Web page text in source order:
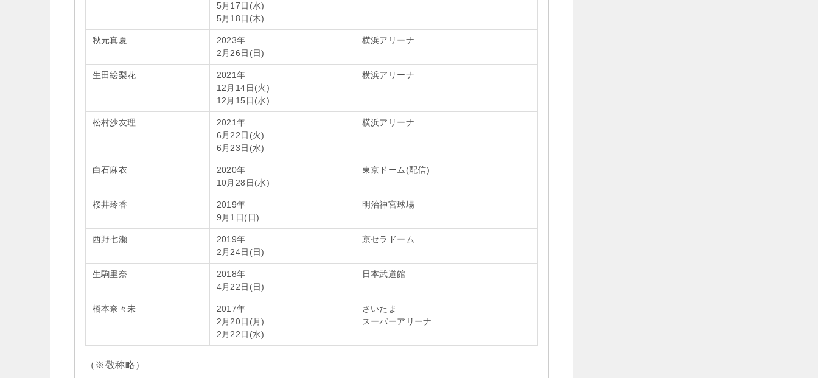
5月17日(水)
5月18日(木)
秋元真夏
2023年
2月26日(日)
横浜アリーナ
生田絵梨花
2021年
12月14日(火)
12月15日(水)
横浜アリーナ
松村沙友理
2021年
6月22日(火)
6月23日(水)
横浜アリーナ
白石麻衣
2020年
10月28日(水)
東京ドーム(配信)
桜井玲香
2019年
9月1日(日)
明治神宮球場
西野七瀬
2019年
2月24日(日)
京セラドーム
生駒里奈
2018年
4月22日(日)
日本武道館
橋本奈々未
2017年
2月20日(月)
2月22日(水)
さいたま
スーパーアリーナ
（※敬称略）